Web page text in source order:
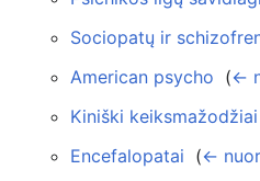
Sociopatų ir
American psycho (←
Kiniški keiksmažodžiai
Encefalopatai (←